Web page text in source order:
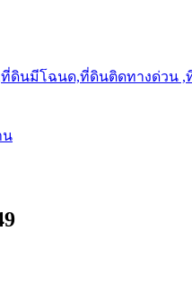
ดินมีโฉนด,ที่ดินติดทางด่วน
น